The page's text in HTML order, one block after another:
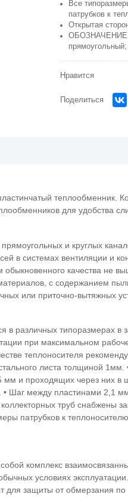
Все
патрубков к
Открытая
ОБОЗНАЧЕНИЕ
Нравится
Поделиться
теплообменник.
для удобства
и круглых
в системах вентиляции и
качества не
с содержанием
или приточно-вытяжных
в различных типоразмерах в
при максимальном
теплоносителя
листа толщиной
и проходящих через них в
Шаг между пластинами 2,1
коллекторных труб снабжены
патрубков к
комплекс
условиях
для защиты от обмерзания по